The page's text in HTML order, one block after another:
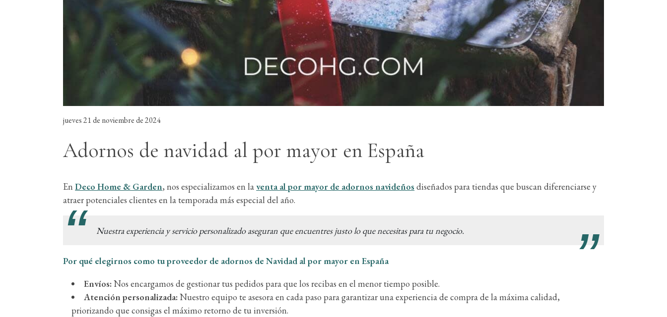
jueves 21 de noviembre de 2024
Adornos de navidad al por mayor en España
EnDeco Home & Garden, nos especializamos en laventa al por mayor de adornos navideñosdiseñados para tiendas que buscan diferenciarse y
atraer potenciales clientes en la temporada más especial del año.
Nuestra experiencia y servicio personalizado aseguran que encuentres justo lo que necesitas para tu negocio.
Por qué elegirnos como tu proveedor de adornos de Navidad al por mayor en España
Envíos:Nos encargamos de gestionar tus pedidos para que los recibas en el menor tiempo posible.
Atención personalizada:Nuestro equipo te asesora en cada paso para garantizar una experiencia de compra de la máxima calidad,
priorizando que consigas el máximo retorno de tu inversión.